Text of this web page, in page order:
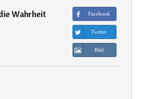
Wahrheit
Facebook
Twitter
Bild